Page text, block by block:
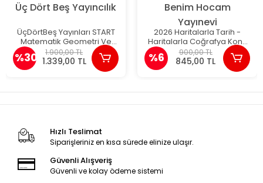
Üç Dört Beş Yayıncılık
ÜçDörtBeş Yayınları START
Matematik Geometri Ve
Paragraf 0'dan Başla
%30 1.900,00 TL
1.339,00 TL
Benim Hocam
Yayınevi
2026 Haritalarla Tarih -
Haritalarla Coğrafya Konu
Anlatımı Seti Benim Hocam
Yayınları
%6 900,00 TL
845,00 TL
Hızlı Teslimat
Siparişleriniz en kısa sürede elinize ulaşır.
Güvenli Alışveriş
Güvenli ve kolay ödeme sistemi